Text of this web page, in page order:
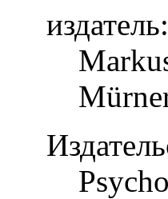
издатель: